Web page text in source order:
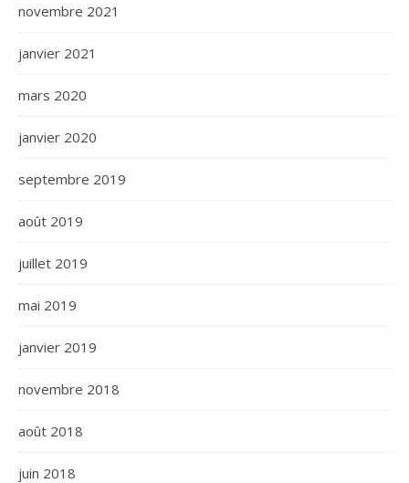
novembre 2021
janvier 2021
mars 2020
janvier 2020
septembre 2019
août 2019
juillet 2019
mai 2019
janvier 2019
novembre 2018
août 2018
juin 2018